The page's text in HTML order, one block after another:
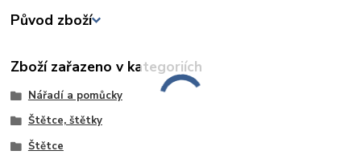
Původ zboží
Zboží zařazeno v kategoriích
Nářadí a pomůcky
Štětce, štětky
Štětce